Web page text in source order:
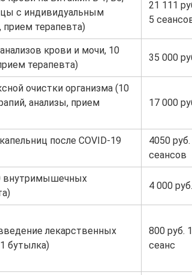
с индивидуальным
терапевта)
21 111
5
крови и мочи, 10
терапевта)
35 000
очистки организма (10
анализы, прием
17 000
после COVID-19
4050 руб.
сеансов
внутримышечных
4 000 руб.
лекарственных
бутылка)
800 руб. 1
сеанс